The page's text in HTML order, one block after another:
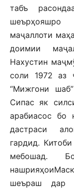
табъ
маҷаллоти
доимии
Нахустин
соли 1972 аз
“Мижгони
Сипас як
арабиасос бо
дастраси
гардид.
мебошад.
шеъраш дар